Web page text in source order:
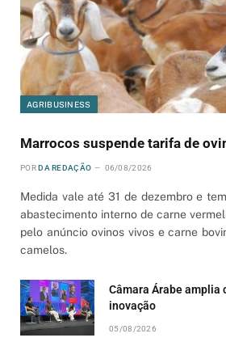
AGRIBUSINESS
Marrocos suspende tarifa de
POR DA REDAÇÃO 06/08/2026
Medida vale até 31 de dezembro e
abastecimento interno de carne
pelo anúncio ovinos vivos e carne
camelos.
Câmara Árabe amplia
inovação
05/08/2026